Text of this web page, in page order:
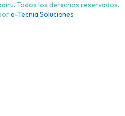
Todos los derechos reservados.
e-Tecnia Soluciones